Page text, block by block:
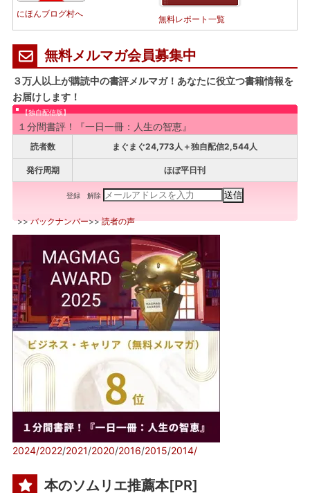
にほんブログ村へ
無料レポート一覧
無料メルマガ会員募集中
３万人以上が購読中の書評メルマガ！あなたに役立つ書籍情報を
お届けします！
【独自配信版】
１分間書評！『一日一冊：人生の智恵』
読者数 まぐまぐ24,773人＋独自配信2,544人
発行周期 ほぼ平日刊
登録 解除
>>バックナンバー>>読者の声
2024/2022/2021/2020/2016/2015/2014/
本のソムリエ推薦本[PR]